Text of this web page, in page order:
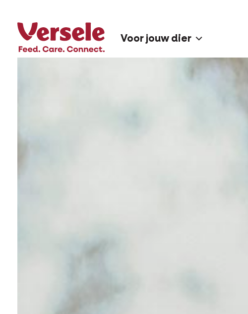
Voor jouw dier